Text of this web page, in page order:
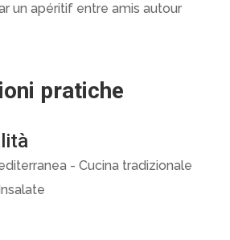
un apéritif entre amis autour
pratiche
- Cucina tradizionale